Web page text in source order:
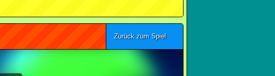
Zurück zum Spiel